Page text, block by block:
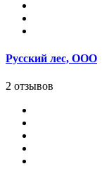
Русский лес, ООО
2 отзывов